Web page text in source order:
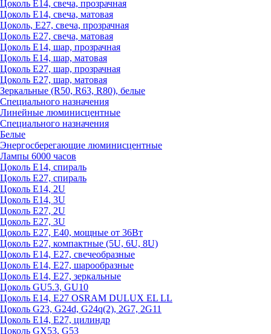
Цоколь Е14, свеча, прозрачная
Цоколь Е14, свеча, матовая
Цоколь, Е27, свеча, прозрачная
Цоколь Е27, свеча, матовая
Цоколь Е14, шар, прозрачная
Цоколь Е14, шар, матовая
Цоколь Е27, шар, прозрачная
Цоколь Е27, шар, матовая
Зеркальные (R50, R63, R80), белые
Специального назначения
Линейные люминисцентные
Специального назначения
Белые
Энергосберегающие люминисцентные
Лампы 6000 часов
Цоколь Е14, спираль
Цоколь Е27, спираль
Цоколь Е14, 2U
Цоколь Е14, 3U
Цоколь Е27, 2U
Цоколь Е27, 3U
Цоколь Е27, Е40, мощные от 36Вт
Цоколь Е27, компактные (5U, 6U, 8U)
Цоколь Е14, Е27, свечеобразные
Цоколь Е14, Е27, шарообразные
Цоколь Е14, Е27, зеркальные
Цоколь GU5.3, GU10
Цоколь Е14, Е27 OSRAM DULUX EL LL
Цоколь G23, G24d, G24q(2), 2G7, 2G11
Цоколь Е14, Е27, цилиндр
Цоколь GX53, G53